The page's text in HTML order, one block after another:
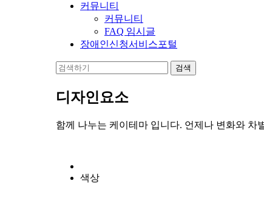
커뮤니티
커뮤니티
FAQ 임시글
장애인신청서비스포털
디자인요소
함께 나누는 케이테마 입니다. 언제나 변화와 차
색상